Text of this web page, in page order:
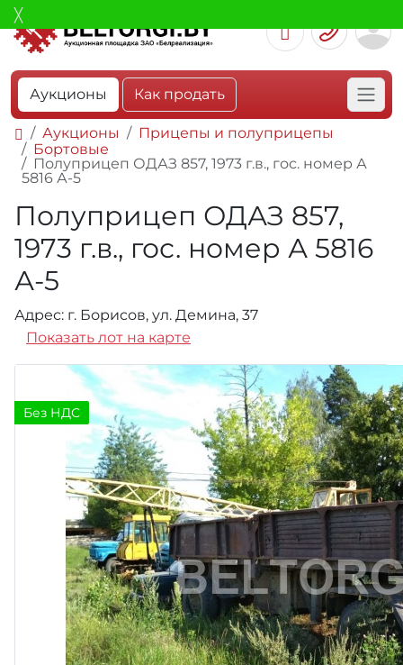
Аукционы Как продать
Аукционы
Прицепы и полуприцепы
Бортовые
Полуприцеп ОДАЗ 857, 1973 г.в., гос. номер А
5816 А-5
Полуприцеп ОДАЗ 857,
1973 г.в., гос. номер А 5816
А-5
Адрес: г. Борисов, ул. Демина, 37
Показать лот на карте
Без НДС